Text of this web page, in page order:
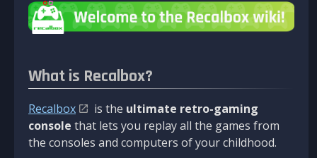
What is Recalbox?
Recalbox is the ultimate retro-gaming
console that lets you replay all the games from
the consoles and computers of your childhood.